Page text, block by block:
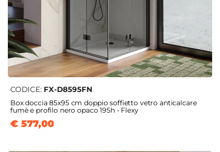
CODICE: FX-D8595FN
Box doccia 85x95 cm doppio soffietto vetro anticalcare
fumè e profilo nero opaco 195h - Flexy
€ 577,00